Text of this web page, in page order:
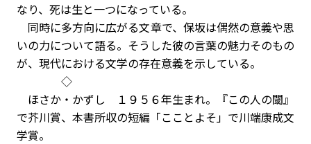
なり、死は生と一つになっている。
同時に多方向に広がる文章で、保坂は偶然の意義や思
いの力について語る。そうした彼の言葉の魅力そのもの
が、現代における文学の存在意義を示している。
◇
ほさか・かずし １９５６年生まれ。『この人の閾』
で芥川賞、本書所収の短編「こことよそ」で川端康成文
学賞。